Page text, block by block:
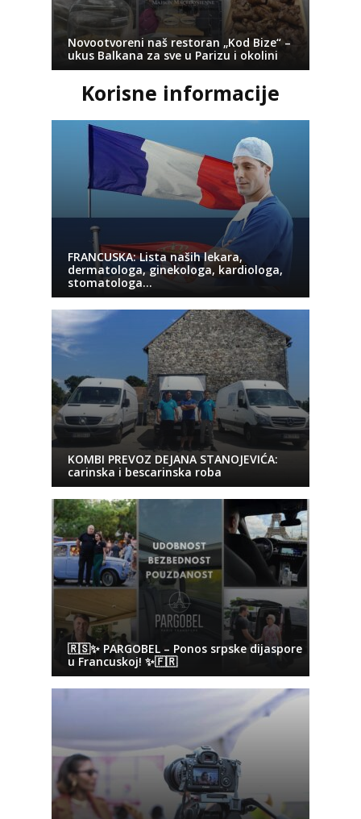
Novootvoreni naš restoran „Kod Bize“ –
ukus Balkana za sve u Parizu i okolini
Korisne informacije
FRANCUSKA: Lista naših lekara,
dermatologa, ginekologa, kardiologa,
stomatologa…
KOMBI PREVOZ DEJANA STANOJEVIĆA:
carinska i bescarinska roba
🇷🇸✨ PARGOBEL – Ponos srpske dijaspore
u Francuskoj! ✨🇫🇷